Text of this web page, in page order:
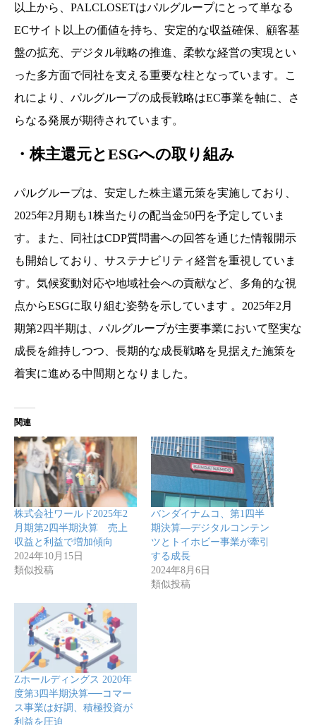
以上から、PALCLOSETはパルグループにとって単なる
ECサイト以上の価値を持ち、安定的な収益確保、顧客基
盤の拡充、デジタル戦略の推進、柔軟な経営の実現とい
った多方面で同社を支える重要な柱となっています。こ
れにより、パルグループの成長戦略はEC事業を軸に、さ
らなる発展が期待されています。
・株主還元とESGへの取り組み
パルグループは、安定した株主還元策を実施しており、
2025年2月期も1株当たりの配当金50円を予定していま
す。また、同社はCDP質問書への回答を通じた情報開示
も開始しており、サステナビリティ経営を重視していま
す。気候変動対応や地域社会への貢献など、多角的な視
点からESGに取り組む姿勢を示しています 。2025年2月
期第2四半期は、パルグループが主要事業において堅実な
成長を維持しつつ、長期的な成長戦略を見据えた施策を
着実に進める中間期となりました。
関連
株式会社ワールド2025年2
月期第2四半期決算 売上
収益と利益で増加傾向
2024年10月15日
類似投稿
バンダイナムコ、第1四半
期決算—デジタルコンテン
ツとトイホビー事業が牽引
する成長
2024年8月6日
類似投稿
Zホールディングス 2020年
度第3四半期決算──コマー
ス事業は好調、積極投資が
利益を圧迫